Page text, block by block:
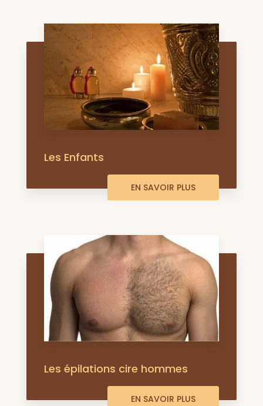
Les Enfants
EN SAVOIR PLUS
Les épilations cire hommes
EN SAVOIR PLUS